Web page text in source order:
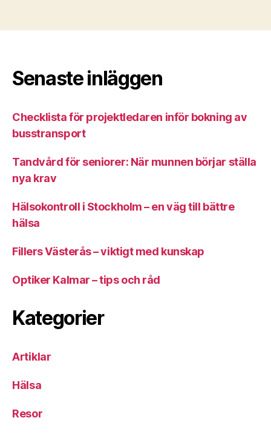
Senaste inläggen
Checklista för projektledaren inför bokning av
busstransport
Tandvård för seniorer: När munnen börjar ställa
nya krav
Hälsokontroll i Stockholm – en väg till bättre
hälsa
Fillers Västerås – viktigt med kunskap
Optiker Kalmar – tips och råd
Kategorier
Artiklar
Hälsa
Resor